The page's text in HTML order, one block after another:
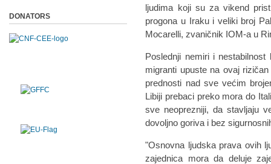
ljudima koji su za vikend
progona u Iraku i veliki broj
Mocarelli, zvaničnik IOM-a u
Poslednji nemiri i
migranti upuste na ovaj
prednosti nad sve većim
Libiji prebaci preko mora do
sve neoprezniji, da stavljaju
dovoljno goriva i bez
"Osnovna ljudska prava ovih
zajednica mora da deluje
DONATORS